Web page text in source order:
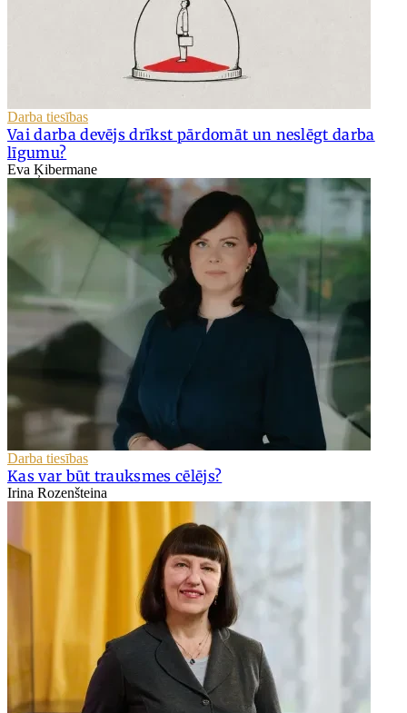
Darba tiesības
Vai darba devējs drīkst pārdomāt un neslēgt darba
līgumu?
Eva Ķibermane
Darba tiesības
Kas var būt trauksmes cēlējs?
Irina Rozenšteina